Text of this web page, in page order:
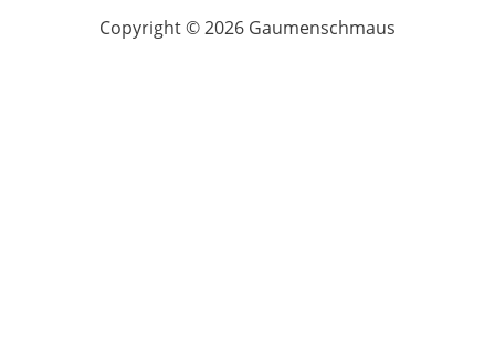
Copyright © 2026 Gaumenschmaus